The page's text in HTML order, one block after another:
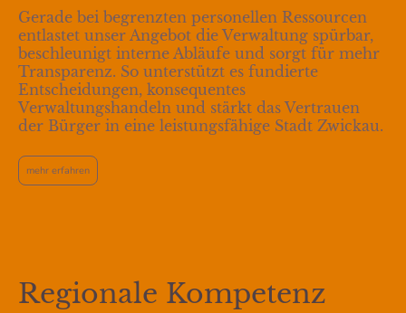
Gerade bei begrenzten personellen Ressourcen
entlastet unser Angebot die Verwaltung spürbar,
beschleunigt interne Abläufe und sorgt für mehr
Transparenz. So unterstützt es fundierte
Entscheidungen, konsequentes
Verwaltungshandeln und stärkt das Vertrauen
der Bürger in eine leistungsfähige Stadt Zwickau.
mehr erfahren
Regionale Kompetenz